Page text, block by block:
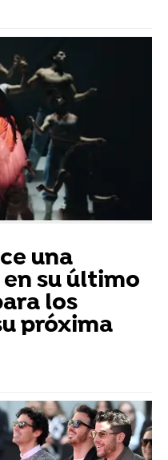
una
su último
los
próxima